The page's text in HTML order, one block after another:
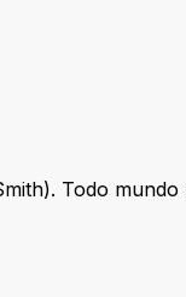
Todo